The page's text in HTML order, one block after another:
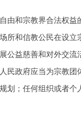
由和宗教界合法权益
所和信教公民在设立
公益慈善和对外交流
民政府应当为宗教团
划；任何组织或者个